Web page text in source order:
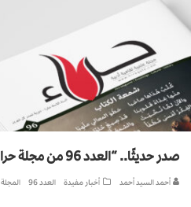
صدر حديثًا.. “العدد 96 من مجلة حراء”
أحمد السيد أحمد أخبار مفيدة العدد 96 المجلة